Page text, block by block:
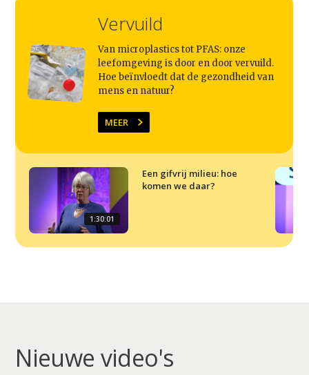
Video
Podcast
Artikelen
Contact
Vervuild
Van microplastics tot PFAS: onze
leefomgeving is door en door vervuild.
Hoe beïnvloedt dat de gezondheid van
mens en natuur?
MEER
1:30:01
Een gifvrij milieu: hoe
komen we daar?
Nieuwe video's